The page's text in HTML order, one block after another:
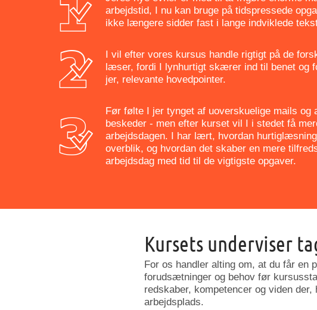
arbejdstid, I nu kan bruge på tidspressede
ikke længere sidder fast i lange indviklede
I vil efter vores kursus handle rigtigt på de
læser, fordi I lynhurtigt skærer ind til benet og
jer, relevante hovedpointer.
Før følte I jer tynget af uoverskuelige mails og
beskeder - men efter kurset vil I i stedet få
arbejdsdagen. I har lært, hvordan
overblik, og hvordan det skaber en mere
arbejdsdag med tid til de vigtigste opgaver.
Kursets underviser
For os handler alting om, at du får en
forudsætninger og behov før
redskaber, kompetencer og viden
arbejdsplads.